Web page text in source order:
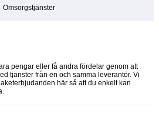
Omsorgstjänster
pengar eller få andra fördelar genom att
tjänster från en och samma leverantör. Vi
här så att du enkelt kan